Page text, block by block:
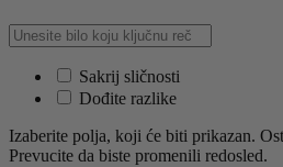
Sakrij sličnosti
Dođite razlike
Izaberite polja, koji će biti prikazan.
Prevucite da biste promenili redosled.